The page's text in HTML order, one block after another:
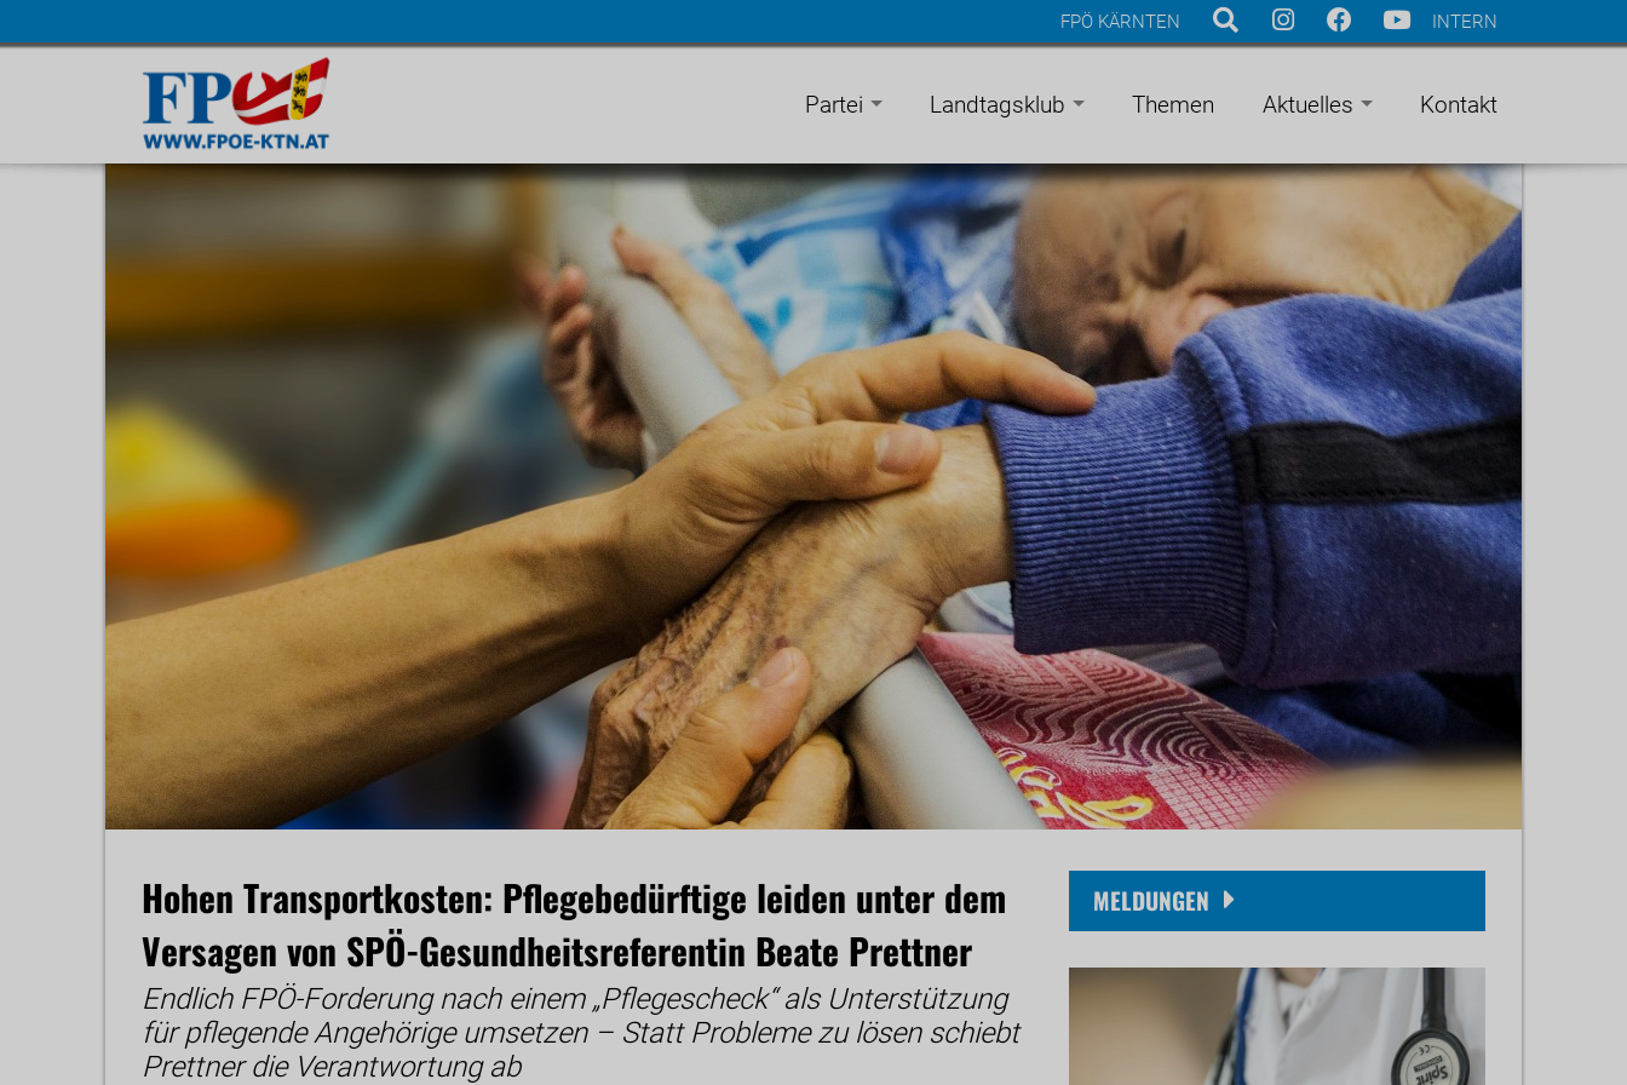
INTERN
FPÖ KÄRNTEN
Navigation
Partei Landtagsklub Themen Aktuelles Kontakt
Hohen Transportkosten: Pflegebedürftige leiden unter dem
Versagen von SPÖ-Gesundheitsreferentin Beate Prettner
Endlich FPÖ-Forderung nach einem „Pflegescheck“ als Unterstützung
für pflegende Angehörige umsetzen – Statt Probleme zu lösen schiebt
Prettner die Verantwortung ab
MELDUNGEN